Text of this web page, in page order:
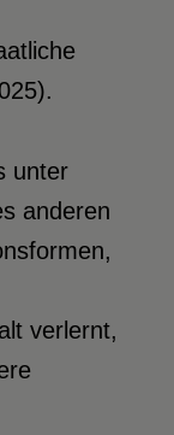
unter
anderen
verlernt,